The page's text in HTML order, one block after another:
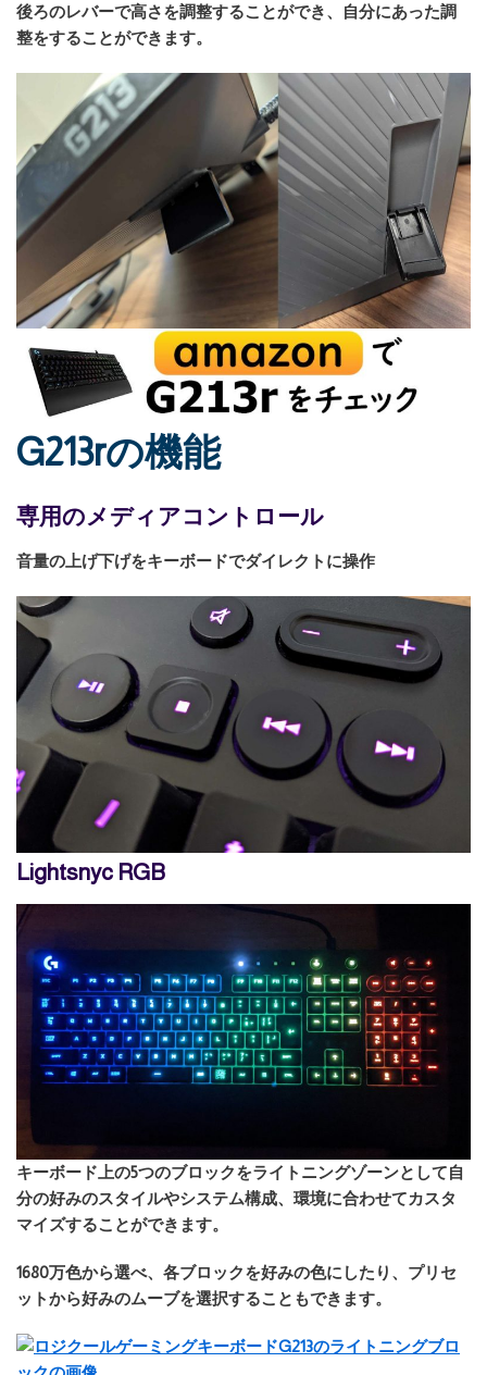
後ろのレバーで高さを調整することができ、自分にあった調
整をすることができます。
G213rの機能
専用のメディアコントロール
音量の上げ下げをキーボードでダイレクトに操作
Lightsnyc RGB
キーボード上の5つのブロックをライトニングゾーンとして自
分の好みのスタイルやシステム構成、環境に合わせてカスタ
マイズすることができます。
1680万色から選べ、各ブロックを好みの色にしたり、プリセ
ットから好みのムーブを選択することもできます。